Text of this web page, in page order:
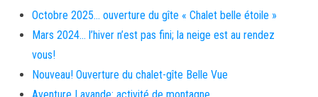
Octobre 2025… ouverture du gîte « Chalet belle étoile »
Mars 2024… l’hiver n’est pas fini; la neige est au rendez
vous!
Nouveau! Ouverture du chalet-gîte Belle Vue